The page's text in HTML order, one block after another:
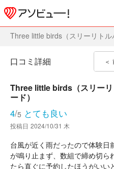
Three little birds（スリーリトル
口コミ詳細
Three little birds（スリー
ード）
4/5 とても良い
投稿日 2024/10/31 木
台風が近く雨だったので体験
が鳴り止まず、数組で締め切ら
たら直ぐに予約したほうがいい